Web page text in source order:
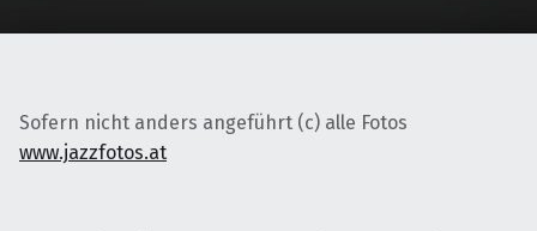
Sofern nicht anders angeführt (c) alle Fotos
www.jazzfotos.at